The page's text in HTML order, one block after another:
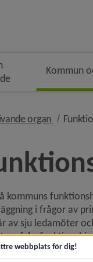
Kommun
organ nivå i
organisation
kommuns
i frågor av
av sju ledamöter
från
webbplats för dig!